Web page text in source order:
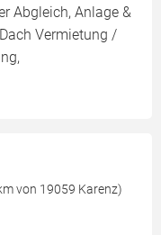
Abgleich, Anlage &
Vermietung /
von 19059 Karenz)